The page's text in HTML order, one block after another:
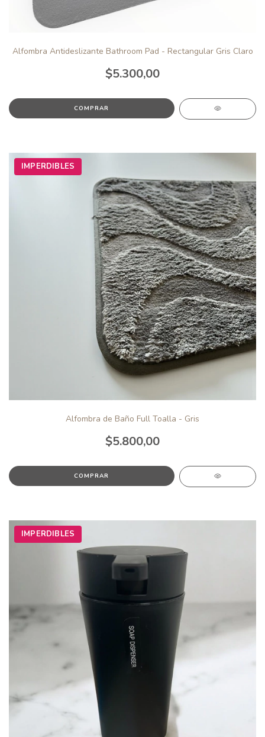
Alfombra Antideslizante Bathroom Pad - Rectangular Gris Claro
$5.300,00
IMPERDIBLES
Alfombra de Baño Full Toalla - Gris
$5.800,00
IMPERDIBLES